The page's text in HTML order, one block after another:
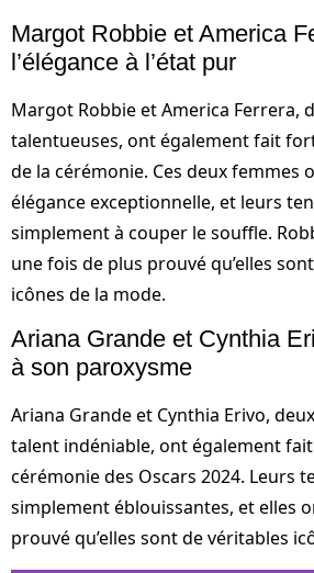
Margot Robbie et America
l’élégance à l’état pur
Margot Robbie et America Ferrera,
talentueuses, ont également fait
de la cérémonie. Ces deux femmes
élégance exceptionnelle, et leurs
simplement à couper le souffle.
une fois de plus prouvé qu’elles
icônes de la mode.
Ariana Grande et Cynthia
à son paroxysme
Ariana Grande et Cynthia Erivo,
talent indéniable, ont également
cérémonie des Oscars 2024. Leurs
simplement éblouissantes, et elles
prouvé qu’elles sont de véritables